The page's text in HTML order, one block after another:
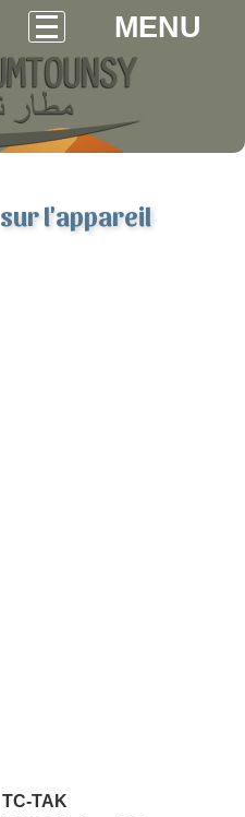
MENU
l'appareil
TC-TAK